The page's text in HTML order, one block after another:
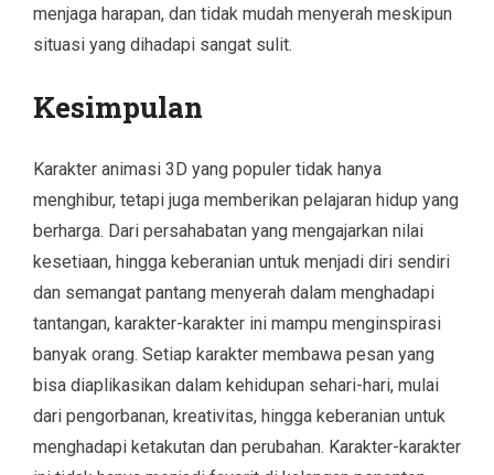
menjaga harapan, dan tidak mudah menyerah meskipun
situasi yang dihadapi sangat sulit.
Kesimpulan
Karakter animasi 3D yang populer tidak hanya
menghibur, tetapi juga memberikan pelajaran hidup yang
berharga. Dari persahabatan yang mengajarkan nilai
kesetiaan, hingga keberanian untuk menjadi diri sendiri
dan semangat pantang menyerah dalam menghadapi
tantangan, karakter-karakter ini mampu menginspirasi
banyak orang. Setiap karakter membawa pesan yang
bisa diaplikasikan dalam kehidupan sehari-hari, mulai
dari pengorbanan, kreativitas, hingga keberanian untuk
menghadapi ketakutan dan perubahan. Karakter-karakter